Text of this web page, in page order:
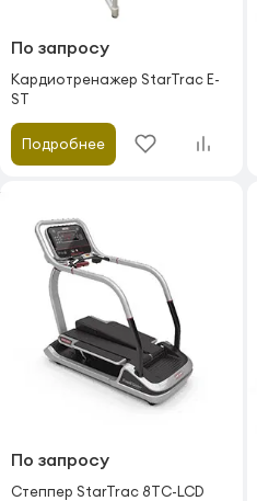
По запросу
Кардиотренажер StarTrac E-
ST
Подробнее
По запросу
Степпер StarTrac 8TC-LCD